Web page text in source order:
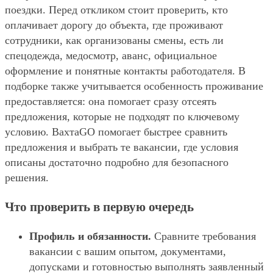
поездки. Перед откликом стоит проверить, кто
оплачивает дорогу до объекта, где проживают
сотрудники, как организованы смены, есть ли
спецодежда, медосмотр, аванс, официальное
оформление и понятные контакты работодателя. В
подборке также учитывается особенность проживание
предоставляется: она помогает сразу отсеять
предложения, которые не подходят по ключевому
условию. ВахтаGO помогает быстрее сравнить
предложения и выбрать те вакансии, где условия
описаны достаточно подробно для безопасного
решения.
Что проверить в первую очередь
Профиль и обязанности. Сравните требования
вакансии с вашим опытом, документами,
допусками и готовностью выполнять заявленный